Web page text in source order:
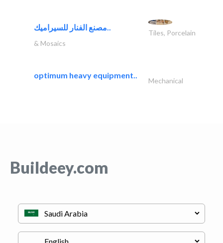
Tiles, Porcelain
& Mosaics
optimum heavy equipment..
Mechanical
Buildeey.com